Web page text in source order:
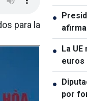
para la
como
●
● La
euros
●
por